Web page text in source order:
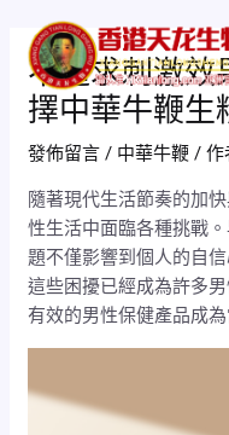
不追求刺激效
擇中華牛鞭生
發佈留言 / 中華牛鞭 / 作
隨著現代生活節奏的加
性生活中面臨各種挑戰
題不僅影響到個人的自
這些困擾已經成為許多
有效的男性保健產品成為
navigation